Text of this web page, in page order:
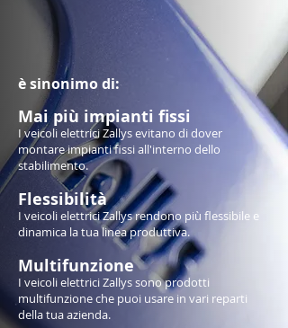
è sinonimo di:
Mai più impianti fissi
I veicoli elettrici Zallys evitano di dover
montare impianti fissi all'interno dello
stabilimento.
Flessibilità
I veicoli elettrici Zallys rendono più flessibile e
dinamica la tua linea produttiva.
Multifunzione
I veicoli elettrici Zallys sono prodotti
multifunzione che puoi usare in vari reparti
della tua azienda.